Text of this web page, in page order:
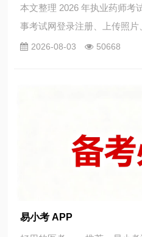
本文整理 2026 年执业药师考
事考试网登录注册、上传照
上缴费全步骤图文讲解，包含
2026-08-03 50668
易小考 APP